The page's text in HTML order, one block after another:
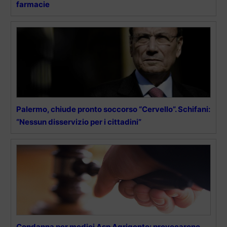
farmacie
Palermo, chiude pronto soccorso “Cervello”. Schifani:
“Nessun disservizio per i cittadini”